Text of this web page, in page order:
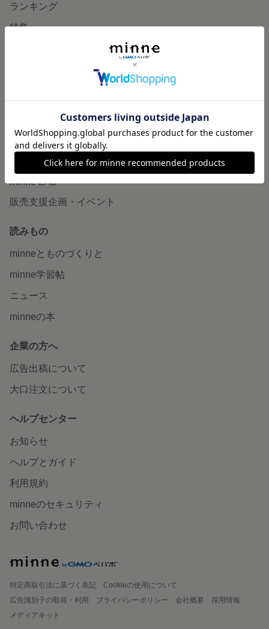
ランキング
特集
食品販売
ヴィンテージ販売
ダウンロード販売
minne PLUS
minne LAB
販売支援企画・イベント
読みもの
minneとものづくりと
minne学習帖
ニュース
minneの本
企業の方へ
広告出稿について
大口注文について
ヘルプセンター
お知らせ
ヘルプとガイド
利用規約
minneのセキュリティ
お問い合わせ
特定商取引法に基づく表記
Cookieの使用について
広告識別子の取得・利用
プライバシーポリシー 会社概要
採用情報
メディアキット